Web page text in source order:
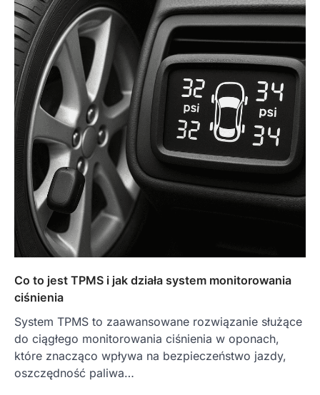
Co to jest TPMS i jak działa system monitorowania
ciśnienia
System TPMS to zaawansowane rozwiązanie służące
do ciągłego monitorowania ciśnienia w oponach,
które znacząco wpływa na bezpieczeństwo jazdy,
oszczędność paliwa…